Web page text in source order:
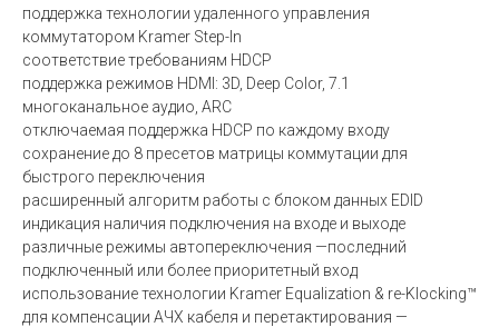
поддержка технологии удаленного управления
коммутатором Kramer Step-In
соответствие требованиям HDCP
поддержка режимов HDMI: 3D, Deep Color, 7.1
многоканальное аудио, ARC
отключаемая поддержка HDCP по каждому входу
сохранение до 8 пресетов матрицы коммутации для
быстрого переключения
расширенный алгоритм работы с блоком данных EDID
индикация наличия подключения на входе и выходе
различные режимы автопереключения —последний
подключенный или более приоритетный вход
использование технологии Kramer Equalization & re-Klocking™
для компенсации АЧХ кабеля и перетактирования —